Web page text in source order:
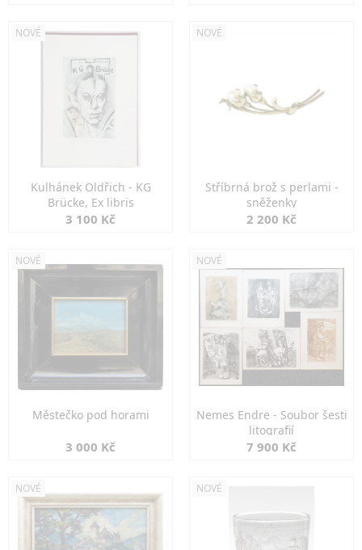
NOVÉ
Kulhánek Oldřich - KG
Brücke, Ex libris
3 100 Kč
NOVÉ
Stříbrná brož s perlami -
sněženky
2 200 Kč
NOVÉ
Městečko pod horami
3 000 Kč
NOVÉ
Nemes Endre - Soubor šesti
litografií
7 900 Kč
NOVÉ NOVÉ